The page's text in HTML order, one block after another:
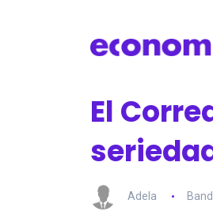
El
Adela